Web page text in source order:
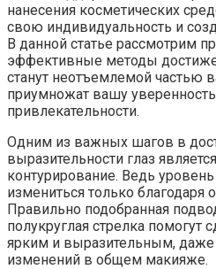
нанесения косметических
свою индивидуальность и
В данной статье рассмотрим
эффективные методы
станут неотъемлемой частью
приумножат вашу
привлекательности.
Одним из важных шагов в
выразительности глаз
контурирование. Ведь
измениться только благодаря
Правильно подобранная
полукруглая стрелка помогут
ярким и выразительным,
изменений в общем макияже.